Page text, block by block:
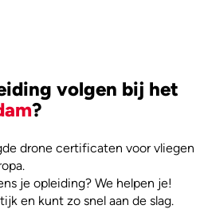
volgen bij het
?
drone certificaten voor vliegen
je opleiding? We helpen je!
en kunt zo snel aan de slag.